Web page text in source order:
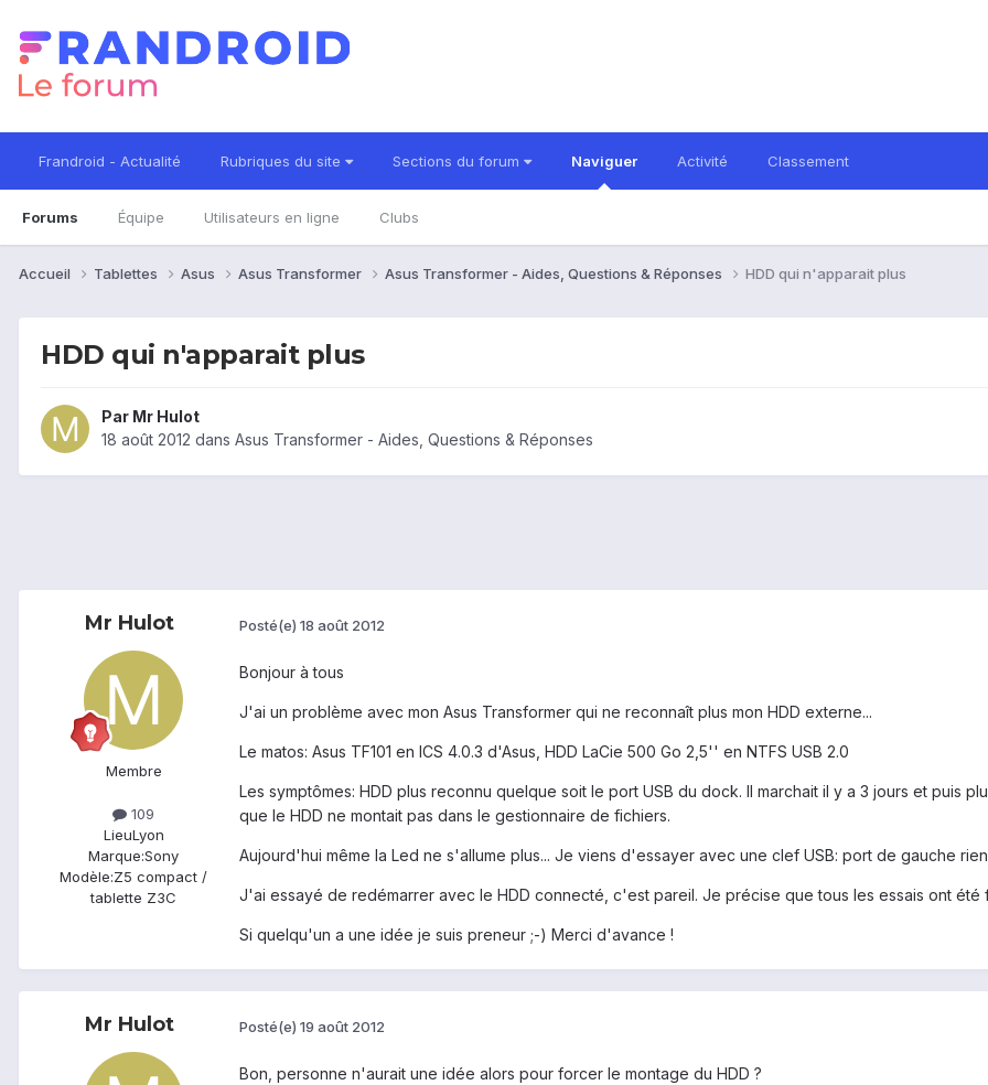
Frandroid - Actualité Rubriques du site Sections du forum Naviguer
Forums Équipe Utilisateurs en ligne Clubs
Activité Classement
Accueil Tablettes Asus Asus Transformer Asus Transformer - Aides, Questions & Réponses HDD qui n'apparait plus
HDD qui n'apparait plus
Par Mr Hulot
18 août 2012 dans Asus Transformer - Aides, Questions & Réponses
Mr Hulot
Membre
109
LieuLyon
Marque:Sony
Modèle:Z5 compact /
tablette Z3C
Posté(e) 18 août 2012
Bonjour à tous
J'ai un problème avec mon Asus Transformer qui ne reconnaît plus mon HDD externe...
Le matos: Asus TF101 en ICS 4.0.3 d'Asus, HDD LaCie 500 Go 2,5'' en NTFS USB 2.0
Les symptômes: HDD plus reconnu quelque soit le port USB du dock. Il marchait il y a 3 jours et puis
que le HDD ne montait pas dans le gestionnaire de fichiers.
Aujourd'hui même la Led ne s'allume plus... Je viens d'essayer avec une clef USB: port de gauche
J'ai essayé de redémarrer avec le HDD connecté, c'est pareil. Je précise que tous les essais ont été
Si quelqu'un a une idée je suis preneur ;-) Merci d'avance !
Mr Hulot Posté(e) 19 août 2012
Bon, personne n'aurait une idée alors pour forcer le montage du HDD ?